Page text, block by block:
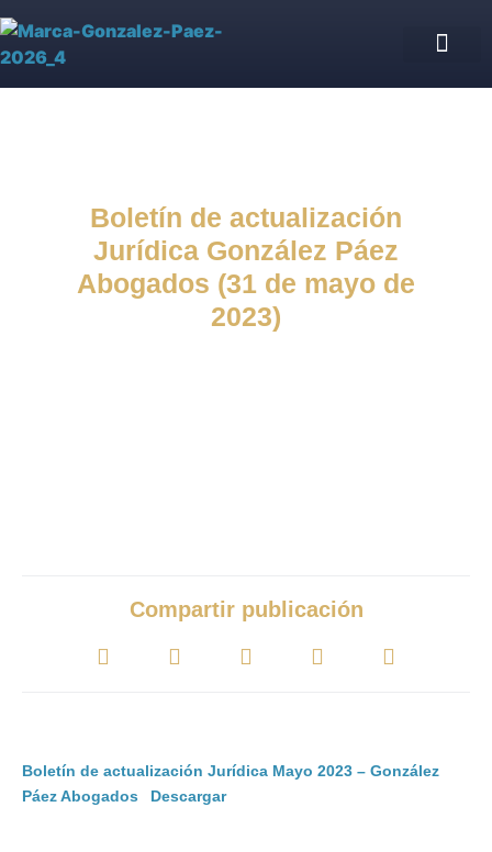
Boletín de actualización
Jurídica González Páez
Abogados (31 de mayo de
2023)
Compartir publicación
Boletín de actualización Jurídica Mayo 2023 – González
Páez Abogados
Descargar